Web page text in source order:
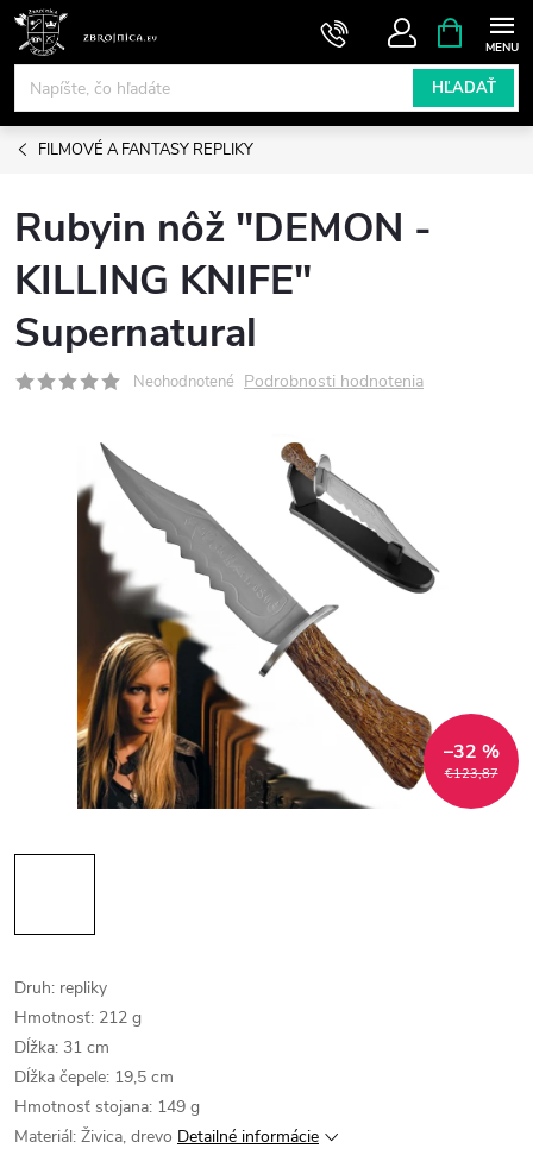
Prejsť
obsah
HĽADAŤ
KOŠÍK
FILMOVÉ A FANTASY REPLIKY
Rubyin nôž "DEMON -
KILLING KNIFE"
Supernatural
Neohodnotené Podrobnosti hodnotenia
€123,87
–32 %
Druh: repliky
Hmotnosť: 212 g
Dĺžka: 31 cm
Dĺžka čepele: 19,5 cm
Hmotnosť stojana: 149 g
Materiál: Živica, drevo Detailné informácie